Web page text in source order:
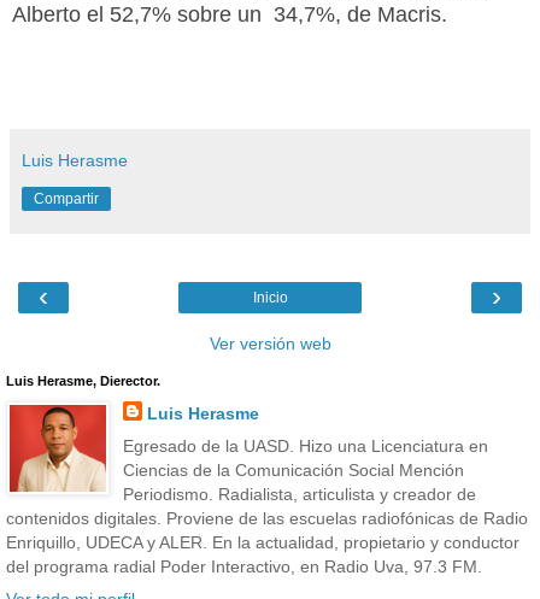
Alberto el 52,7% sobre un 34,7%, de Macris.
Luis Herasme
Compartir
‹ ›
Inicio
Ver versión web
Luis Herasme, Dierector.
Luis Herasme
Egresado de la UASD. Hizo una Licenciatura en
Ciencias de la Comunicación Social Mención
Periodismo. Radialista, articulista y creador de
contenidos digitales. Proviene de las escuelas radiofónicas de Radio
Enriquillo, UDECA y ALER. En la actualidad, propietario y conductor
del programa radial Poder Interactivo, en Radio Uva, 97.3 FM.